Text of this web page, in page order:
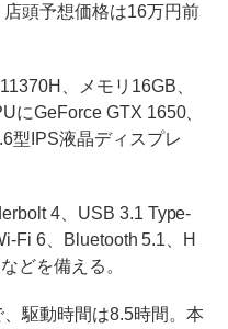
頭予想価格は16万円前
、メモリ16GB、
にGeForce GTX 1650、
型IPS液晶ディスプレ
4、USB 3.1 Type-
Fi 6、Bluetooth 5.1、H
どを備える。
駆動時間は8.5時間。本